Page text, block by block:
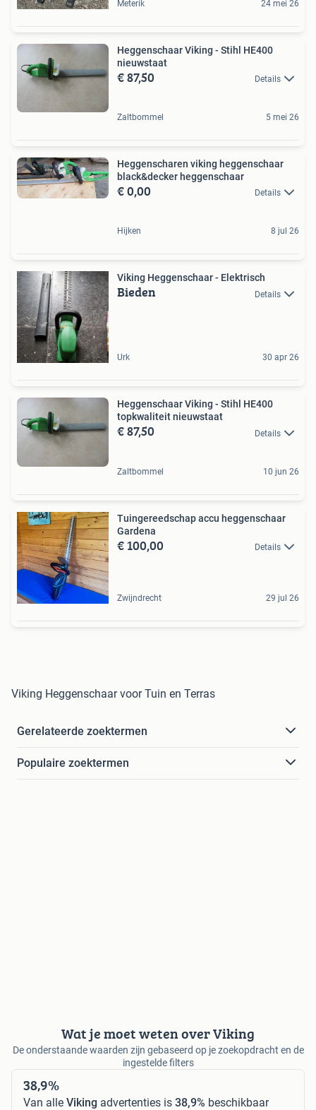
Meterik 24 mei 26
Heggenschaar Viking - Stihl HE400
nieuwstaat
€ 87,50 Details
Zaltbommel 5 mei 26
Heggenscharen viking heggenschaar
black&decker heggenschaar
€ 0,00 Details
Hijken 8 jul 26
Viking Heggenschaar - Elektrisch
Bieden Details
Urk 30 apr 26
Heggenschaar Viking - Stihl HE400
topkwaliteit nieuwstaat
€ 87,50 Details
Zaltbommel 10 jun 26
Tuingereedschap accu heggenschaar
Gardena
€ 100,00 Details
Zwijndrecht 29 jul 26
Viking Heggenschaar voor Tuin en Terras
Gerelateerde zoektermen
Populaire zoektermen
Wat je moet weten over Viking
De onderstaande waarden zijn gebaseerd op je zoekopdracht en de
ingestelde filters
38,9%
Van alle Viking advertenties is 38,9% beschikbaar